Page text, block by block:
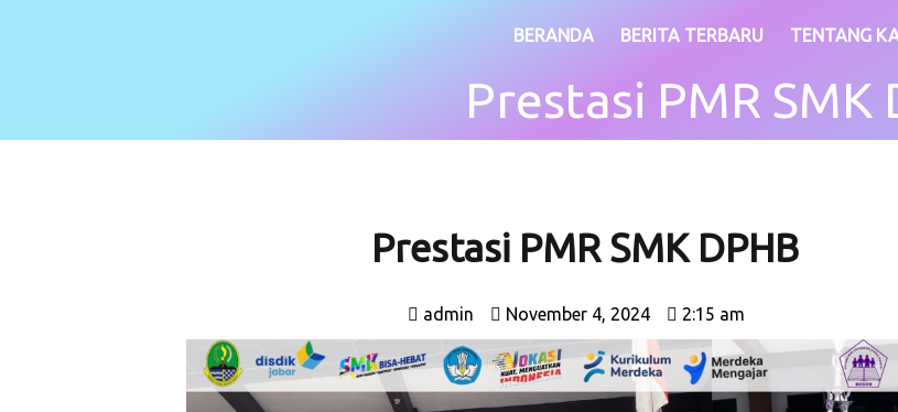
BERANDA BERITA TERBARU TENTANG
Prestasi PMR SMK
Prestasi PMR SMK DPHB
admin November 4, 2024 2:15 am